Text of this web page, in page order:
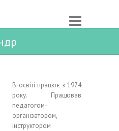
В освіті працює з 1974
року. Працював
педагогом-
організатором,
інструктором